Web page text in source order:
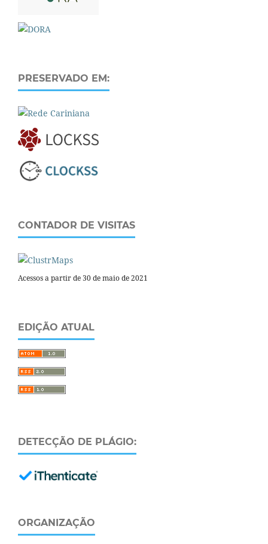
PRESERVADO EM:
CONTADOR DE VISITAS
Acessos a partir de 30 de maio de 2021
EDIÇÃO ATUAL
DETECÇÃO DE PLÁGIO:
ORGANIZAÇÃO